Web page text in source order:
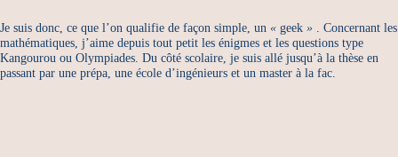
Je suis donc, ce que l’on qualifie de façon simple, un « geek » . Concernant les
mathématiques, j’aime depuis tout petit les énigmes et les questions type
Kangourou ou Olympiades. Du côté scolaire, je suis allé jusqu’à la thèse en
passant par une prépa, une école d’ingénieurs et un master à la fac.